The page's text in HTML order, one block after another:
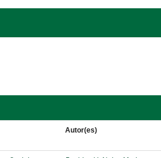
Autor(es)